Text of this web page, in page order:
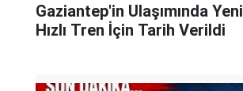
Gaziantep'in Ulaşımında
Hızlı Tren İçin Tarih Verildi